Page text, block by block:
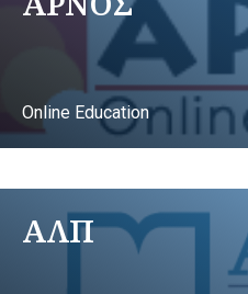
Online Education
ΑΛΠ